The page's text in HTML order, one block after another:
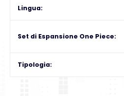
Lingua
Set di Espansione One Piece
Tipologia